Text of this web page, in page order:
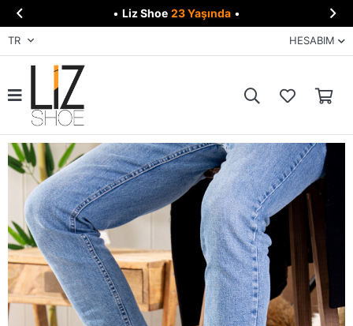
 • Liz Shoe 23 Yaşında • 
TR HESABIM